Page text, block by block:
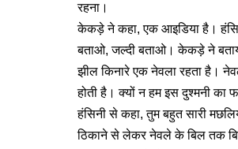
रहना।
केकड़े ने कहा, एक आइडिया है।
बताओ, जल्दी बताओ। केकड़े ने
झील किनारे एक नेवला रहता है।
होती है। क्यों न हम इस दुश्मनी का
हंसिनी से कहा, तुम बहुत सारी
ठिकाने से लेकर नेवले के बिल तक